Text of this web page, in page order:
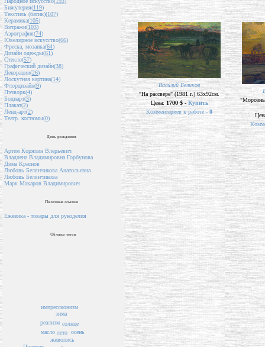
Бижутерия(119)
Текстиль (батик)(107)
Керамика(105)
Витражи(103)
Аэрография(74)
Ювелирное искусство(66)
Фреска, мозаика(64)
Дизайн одежды(61)
Стекло(57)
Графический дизайн(38)
Декорации(26)
Лоскутная картина(14)
Флордизайн(9)
Пэчворк(4)
Бодиарт(3)
Плакат(2)
Ленд-арт(2)
Театр. костюмы(0)
День рождения
Артем Коряпин Влерьевич
Владлена Владимировна Горбунова
Дима Краснов
Любовь Белянчикова Анатольевна
Любовь Белянчикова
Марк Макаров Владимирович
Полезные ссылки
Ежевика - товары для рукоделия
Облако тегов
живопись
лето
солнце
зима
осень
масло
реализм
импрессионизм
Василий Беликов
"На рассвере" (1981 г.) 63х92см.
Цена: 1700 $ -Купить
Комментариев к работе - 0